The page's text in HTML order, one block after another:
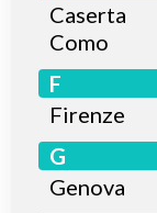
Caserta
Como
F
Firenze
G
Genova